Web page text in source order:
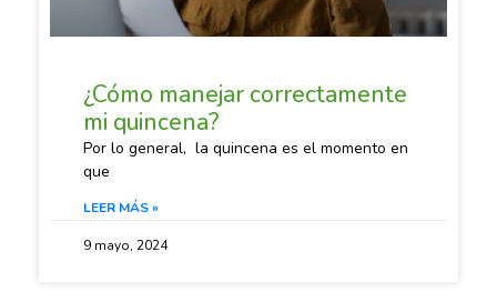
¿Cómo manejar correctamente
mi quincena?
Por lo general, la quincena es el momento en
que
LEER MÁS »
9 mayo, 2024